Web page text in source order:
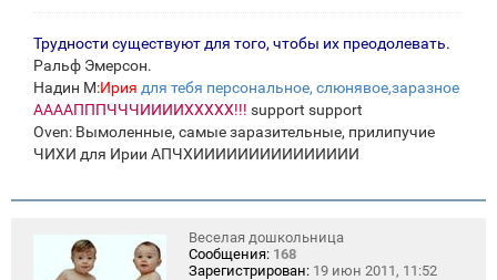
Трудности существуют для того, чтобы их преодолевать.
Ральф Эмерсон.
Надин М:Ирия для тебя персональное, слюнявое,заразное
ААААПППЧЧЧИИИИХХХХХ!!! support support
Oven: Вымоленные, самые заразительные, прилипучие
ЧИХИ для Ирии АПЧХИИИИИИИИИИИИИИИ
Веселая дошкольница
Сообщения: 168
Зарегистрирован: 19 июн 2011, 11:52